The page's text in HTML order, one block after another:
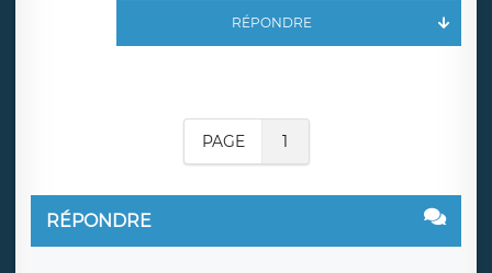
RÉPONDRE
PAGE 1
RÉPONDRE